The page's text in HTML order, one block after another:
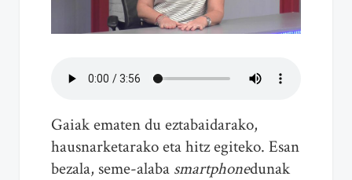
Gaiak ematen du eztabaidarako,
hausnarketarako eta hitz egiteko. Esan
bezala, seme-alaba smartphonedunak